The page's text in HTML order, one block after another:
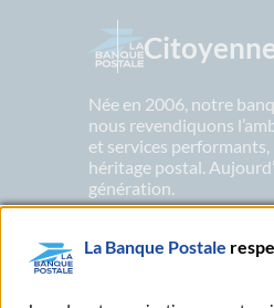
Née en 2006, notre
nous revendiquons
et services
héritage postal.
génération.
En savoir plus sur
La Banque Postale